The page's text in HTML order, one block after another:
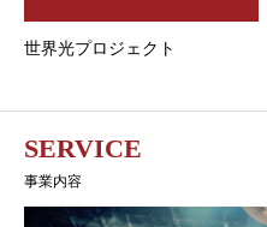
世界光プロジェクト
SERVICE
事業内容